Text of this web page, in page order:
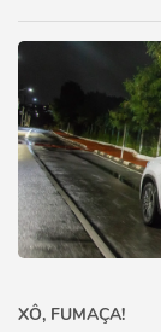
XÔ, FUMAÇA!